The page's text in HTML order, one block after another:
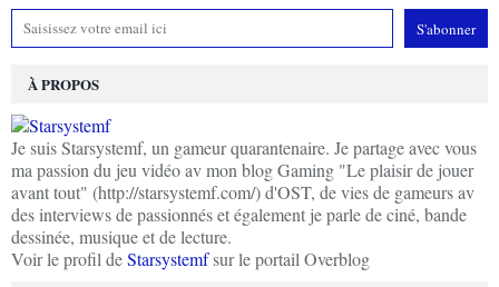
À PROPOS
Je suis Starsystemf, un gameur quarantenaire. Je partage avec vous
ma passion du jeu vidéo av mon blog Gaming "Le plaisir de jouer
avant tout" (http://starsystemf.com/) d'OST, de vies de gameurs av
des interviews de passionnés et également je parle de ciné, bande
dessinée, musique et de lecture.
Voir le profil deStarsystemfsur le portail Overblog